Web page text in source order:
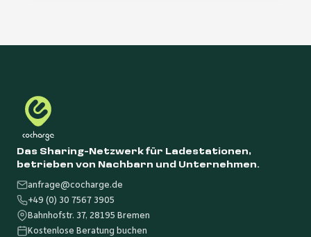
Das Sharing-Netzwerk für Ladestationen,
betrieben von Nachbarn und Unternehmen.
anfrage@cocharge.de
+49 (0) 30 7567 3905
Bahnhofstr. 37, 28195 Bremen
Kostenlose Beratung buchen